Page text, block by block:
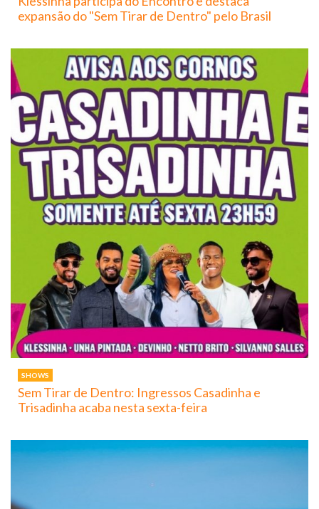
expansão do "Sem Tirar de Dentro" pelo Brasil
SHOWS
Sem Tirar de Dentro: Ingressos Casadinha e
Trisadinha acaba nesta sexta-feira